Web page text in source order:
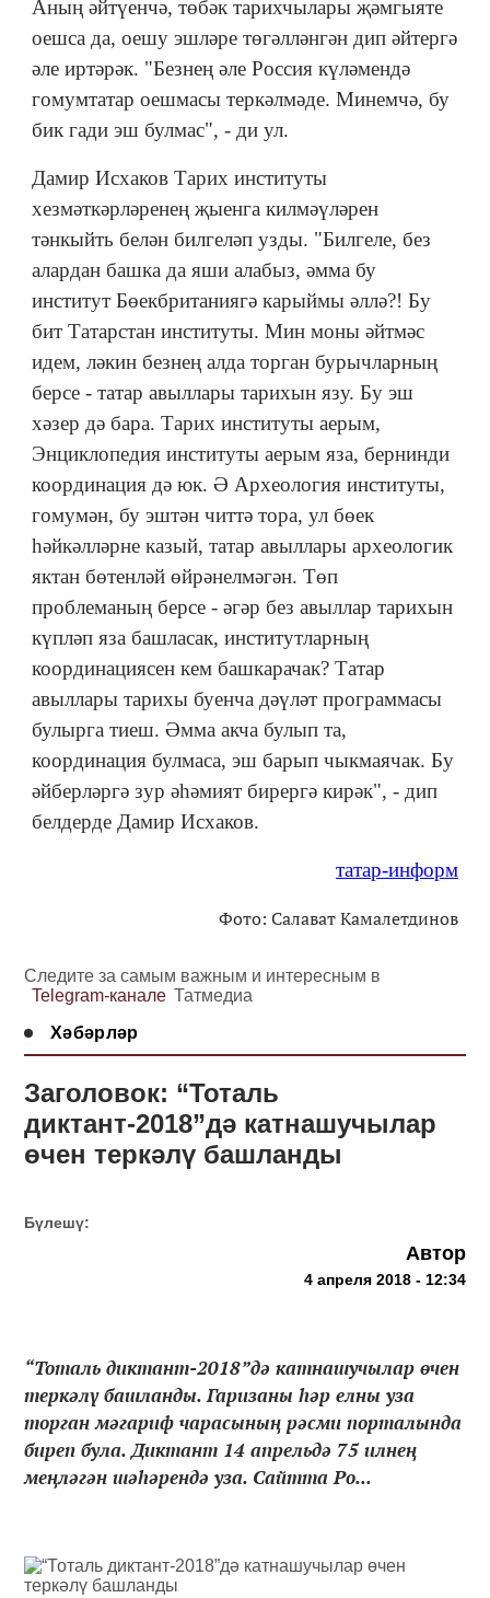
Аның әйтүенчә, төбәк тарихчылары җәмгыяте
оешса да, оешу эшләре төгәлләнгән дип әйтергә
әле иртәрәк. "Безнең әле Россия күләмендә
гомумтатар оешмасы теркәлмәде. Минемчә, бу
бик гади эш булмас", - ди ул.
Дамир Исхаков Тарих институты
хезмәткәрләренең җыенга килмәүләрен
тәнкыйть белән билгеләп узды. "Билгеле, без
алардан башка да яши алабыз, әмма бу
институт Бөекбританиягә карыймы әллә?! Бу
бит Татарстан институты. Мин моны әйтмәс
идем, ләкин безнең алда торган бурычларның
берсе - татар авыллары тарихын язу. Бу эш
хәзер дә бара. Тарих институты аерым,
Энциклопедия институты аерым яза, бернинди
координация дә юк. Ә Археология институты,
гомумән, бу эштән читтә тора, ул бөек
һәйкәлләрне казый, татар авыллары археологик
яктан бөтенләй өйрәнелмәгән. Төп
проблеманың берсе - әгәр без авыллар тарихын
күпләп яза башласак, институтларның
координациясен кем башкарачак? Татар
авыллары тарихы буенча дәүләт программасы
булырга тиеш. Әмма акча булып та,
координация булмаса, эш барып чыкмаячак. Бу
әйберләргә зур әһәмият бирергә кирәк", - дип
белдерде Дамир Исхаков.
татар-информ
Фото: Салават Камалетдинов
Следите за самым важным и интересным в
Telegram-канале Татмедиа
Хәбәрләр
Заголовок: “Тоталь
диктант-2018”дә катнашучылар
өчен теркәлү башланды
Бүлешү:
Автор
4 апреля 2018 - 12:34
“Тоталь диктант-2018”дә катнашучылар өчен
теркәлү башланды. Гаризаны һәр елны уза
торган мәгариф чарасының рәсми порталында
биреп була. Диктант 14 апрельдә 75 илнең
меңләгән шәһәрендә уза. Сайтта Ро...